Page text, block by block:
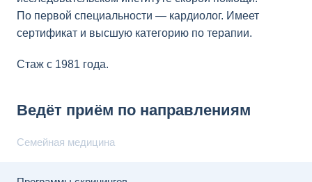
По первой специальности — кардиолог. Имеет
сертификат и высшую категорию по терапии.
Стаж с 1981 года.
Ведёт приём по направлениям
Семейная медицина